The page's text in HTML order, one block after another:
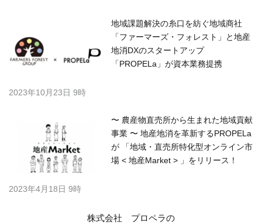
地域課題解決の糸口を紡ぐ地域商社
「ファーマーズ・フォレスト」と地産
地消DXのスタートアップ
「PROPELa」が資本業務提携
2023年10月23日 9時
〜 農産物直売所から生まれた地域貢献
事業 〜 地産地消を革新するPROPELa
が 「地域・直売所特化型オンライン市
場 < 地産Market > 」をリリース！
2023年4月18日 9時
株式会社 プロペラの